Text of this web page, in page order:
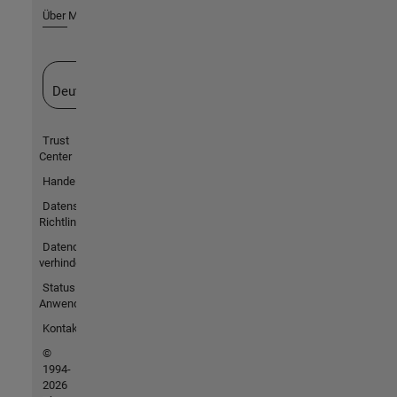
Über MathWorks
Deutschland
Trust
Center
Handelsmarken
Datenschutz-
Richtlinien
Datendiebstahl
verhindern
Status von
Anwendungen
Kontakt
©
1994-
2026